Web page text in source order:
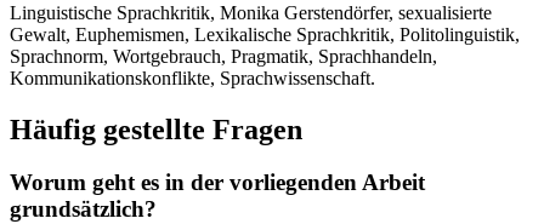
Linguistische Sprachkritik, Monika Gerstendörfer, sexualisierte
Gewalt, Euphemismen, Lexikalische Sprachkritik, Politolinguistik,
Sprachnorm, Wortgebrauch, Pragmatik, Sprachhandeln,
Kommunikationskonflikte, Sprachwissenschaft.
Häufig gestellte Fragen
Worum geht es in der vorliegenden Arbeit
grundsätzlich?